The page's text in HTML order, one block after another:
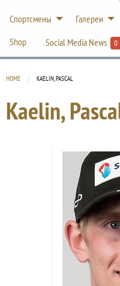
Спортсмены
Галереи
Shop
Social Media News 0
HOME CURRENT:
KAELIN, PASCAL
Kaelin,